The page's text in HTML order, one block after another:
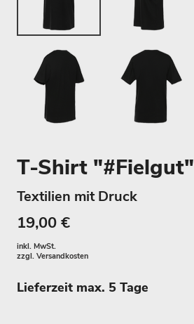
T-Shirt "#Fielgut"
Textilien mit Druck
19,00 €
inkl. MwSt.
zzgl. Versandkosten
Lieferzeit max. 5 Tage